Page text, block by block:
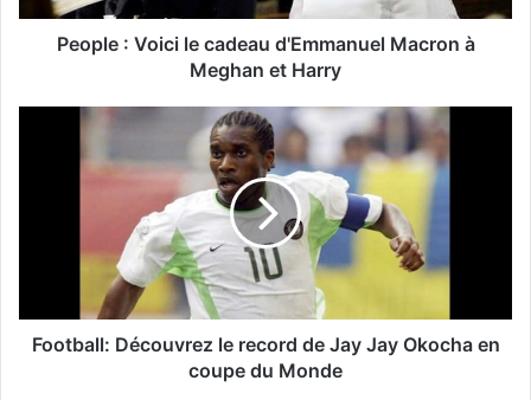
People : Voici le cadeau d'Emmanuel Macron à
Meghan et Harry
Football: Découvrez le record de Jay Jay Okocha en
coupe du Monde